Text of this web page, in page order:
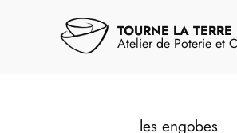
TOURNE LA TERRE
Atelier de Poterie et
les engobes